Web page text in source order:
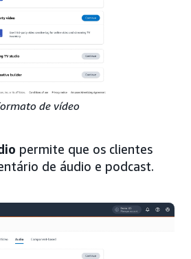
de vídeo
permite que os clientes
de áudio e podcast.